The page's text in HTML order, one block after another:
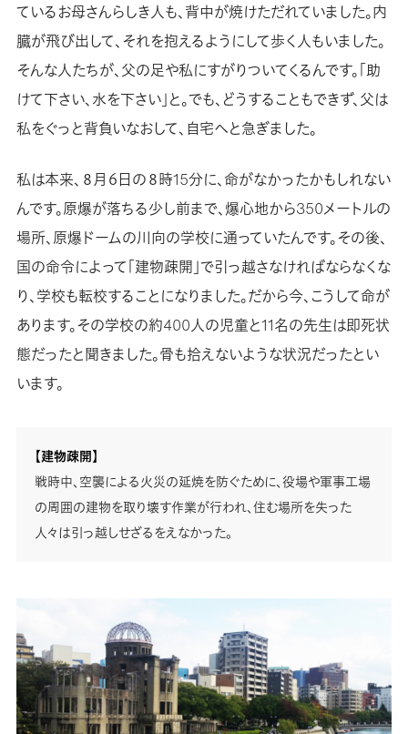
ているお母さんらしき人も、背中が焼けただれていました。内
臓が飛び出して、それを抱えるようにして歩く人もいました。
そんな人たちが、父の足や私にすがりついてくるんです。「助
けて下さい、水を下さい」と。でも、どうすることもできず、父は
私をぐっと背負いなおして、自宅へと急ぎました。
私は本来、８月６日の８時15分に、命がなかったかもしれない
んです。原爆が落ちる少し前まで、爆心地から350メートルの
場所、原爆ドームの川向の学校に通っていたんです。その後、
国の命令によって「建物疎開」で引っ越さなければならなくな
り、学校も転校することになりました。だから今、こうして命が
あります。その学校の約400人の児童と11名の先生は即死状
態だったと聞きました。骨も拾えないような状況だったとい
います。
【建物疎開】
戦時中、空襲による火災の延焼を防ぐために、役場や軍事工場
の周囲の建物を取り壊す作業が行われ、住む場所を失った
人々は引っ越しせざるをえなかった。